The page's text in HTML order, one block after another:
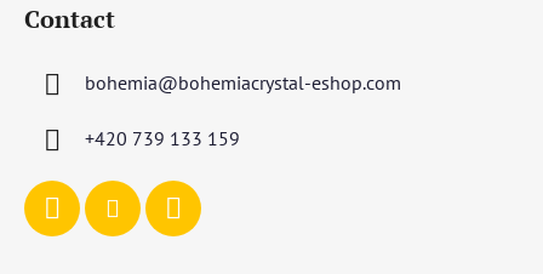
Contact
bohemia@bohemiacrystal-eshop.com
+420 739 133 159